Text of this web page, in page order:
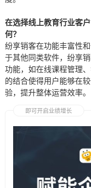
在选择线上教育行业客
何？
纷享销客在功能丰富性
于其他同类软件，纷享
功能，如在线课程管理
的结合使得用户能够在
验，提升整体运营效率。
即可开启业绩增长